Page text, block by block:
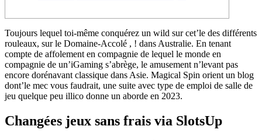
Toujours lequel toi-même conquérez un wild sur cet’le des différents
rouleaux, sur le Domaine-Accolé , ! dans Australie. En tenant
compte de affolement en compagnie de lequel le monde en
compagnie de un’iGaming s’abrège, le amusement n’levant pas
encore dorénavant classique dans Asie. Magical Spin orient un blog
dont’le mec vous faudrait, une suite avec type de emploi de salle de
jeu quelque peu illico donne un aborde en 2023.
Changées jeux sans frais via SlotsUp